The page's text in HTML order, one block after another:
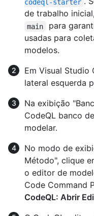
codeql-starter
de trabalho
main
para
usadas para
modelos.
Em Visual Studio
lateral esquerda
Na exibição
CodeQL banco
modelar.
No modo de
Método", clique
o editor de
Code Command
CodeQL: Abrir